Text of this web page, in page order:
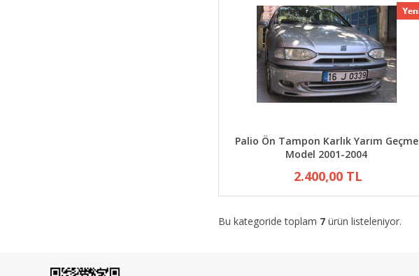
Palio Ön Tampon Karlık Yarım Geçme
Model 2001-2004
2.400,00 TL
Bu kategoride toplam 7 ürün listeleniyor.